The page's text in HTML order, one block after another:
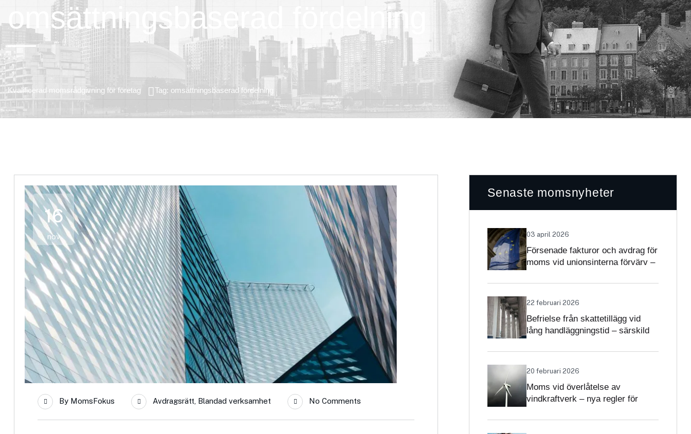
omsättningsbaserad fördelning
Kvalificerad momsrådgivning för företag Tag: omsättningsbaserad fördelning
16
nov
By MomsFokus Avdragsrätt, Blandad verksamhet No Comments
Senaste momsnyheter
03 april 2026
Försenade fakturor och avdrag för
moms vid unionsinterna förvärv –
22 februari 2026
Befrielse från skattetillägg vid
lång handläggningstid – särskild
20 februari 2026
Moms vid överlåtelse av
vindkraftverk – nya regler för